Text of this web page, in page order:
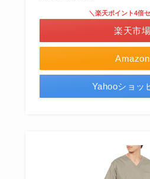
Amazon
＼楽天ポイント4倍
楽天市場
Yahooショッ